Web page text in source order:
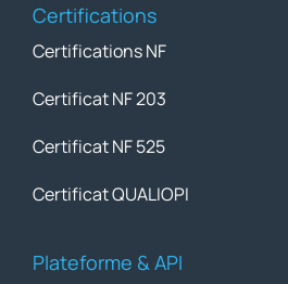
Certifications
Certifications NF
Certificat NF 203
Certificat NF 525
Certificat QUALIOPI
Plateforme & API